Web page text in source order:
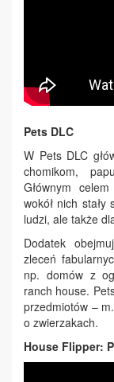
Pets DLC
W Pets DLC
chomikom,
Głównym
wokół nich
ludzi, ale także
Dodatek
zleceń
np. domów z
ranch house.
przedmiotów –
o zwierzakach.
House Flipper: